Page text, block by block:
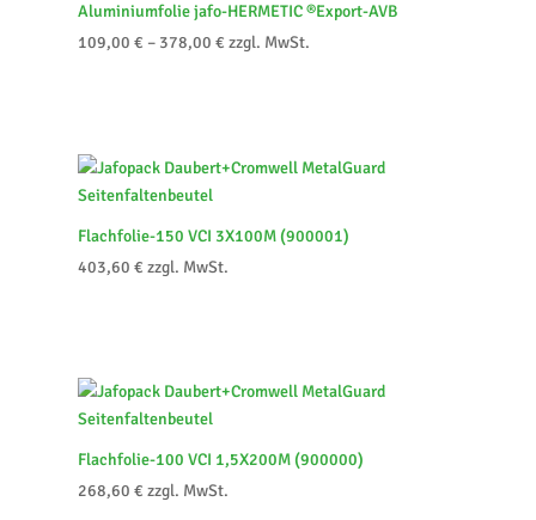
Aluminiumfolie jafo-HERMETIC ®Export-AVB
109,00 € – 378,00 € zzgl. MwSt.
Flachfolie-150 VCI 3X100M (900001)
403,60 € zzgl. MwSt.
Flachfolie-100 VCI 1,5X200M (900000)
268,60 € zzgl. MwSt.